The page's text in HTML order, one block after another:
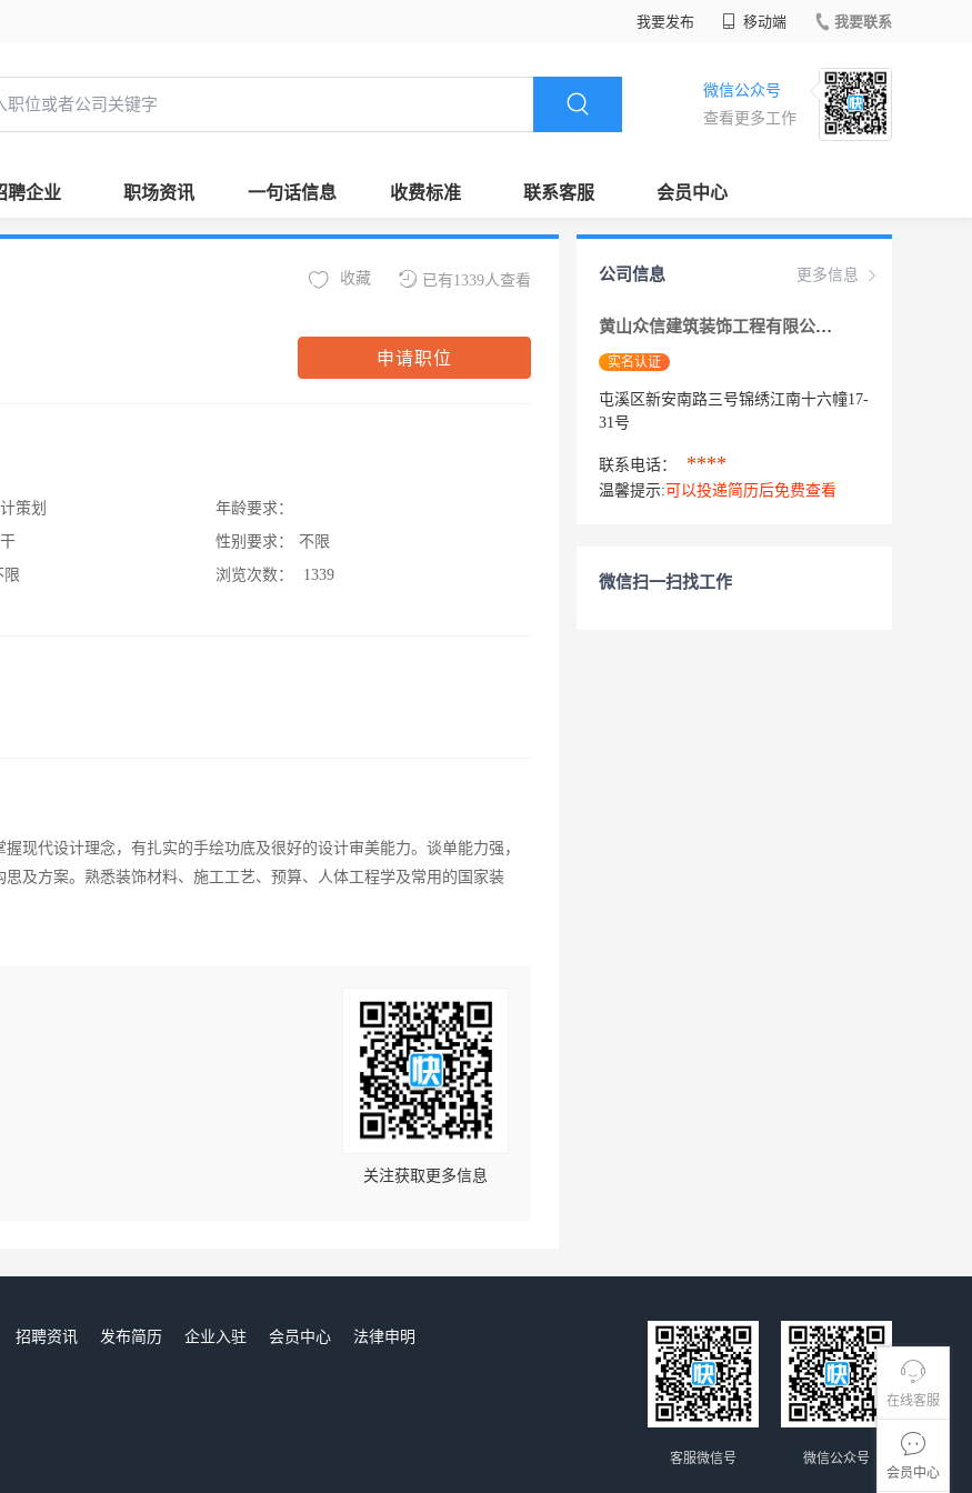
我要发布 移动端 我要联系
微信公众号
查看更多工作
聘企业 职场资讯 一句话信息 收费标准 联系客服 会员中心
在线客服
会员中心
已有1339人查看
收藏
申请职位
策划
限
年龄要求：
性别要求：
不限
浏览次数：
1339
现代设计理念，有扎实的手绘功底及很好的设计审美能力。谈单能力强，
及方案。熟悉装饰材料、施工工艺、预算、人体工程学及常用的国家装
关注获取更多信息
更多信息
公司信息
黄山众信建筑装饰工程有限公司
实名认证
屯溪区新安南路三号锦绣江南十六幢17-
31号
联系电话： ****
温馨提示: 可以投递简历后免费查看
微信扫一扫找工作
招聘资讯 发布简历 企业入驻 会员中心
法律申明
微信公众号
客服微信号